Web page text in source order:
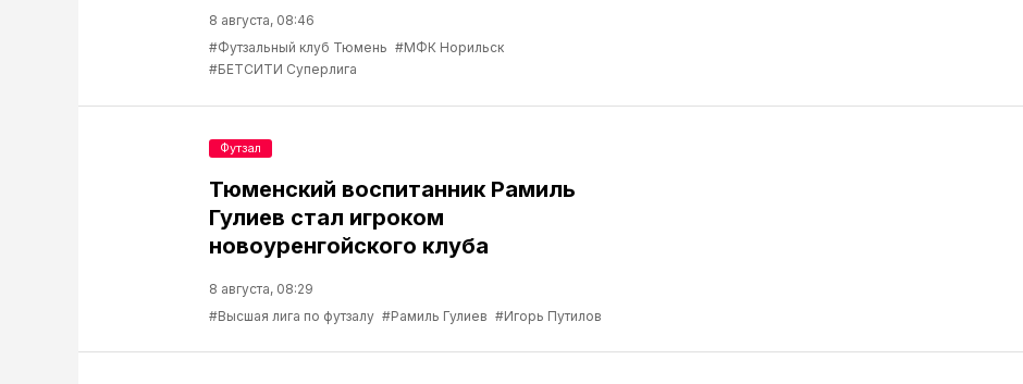
8 августа, 08:46
#Футзальный клуб Тюмень #МФК Норильск
#БЕТСИТИ Суперлига
Тюменский воспитанник Рамиль
Гулиев стал игроком
новоуренгойского клуба
8 августа, 08:29
#Высшая лига по футзалу #Рамиль Гулиев #Игорь Путилов
Футзал